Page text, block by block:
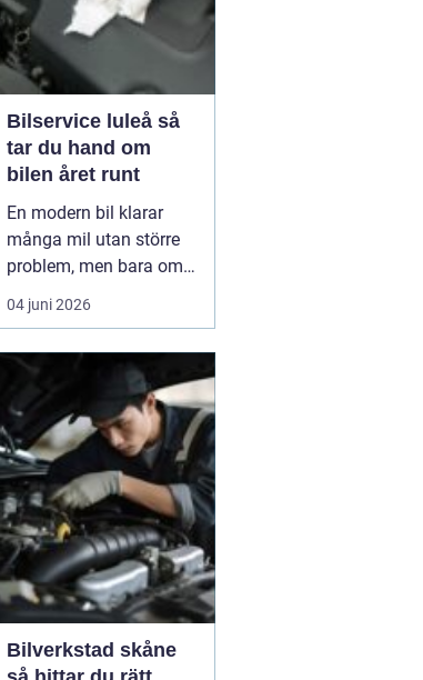
Bilservice luleå så
tar du hand om
bilen året runt
En modern bil klarar
många mil utan större
problem, men bara om
service och underhåll
sköts i tid. I ett klimat
kalla vintrar, saltade
vägar och snabba
skiftningar i temperatur,
ställs bilen inför extra
hårda påfrestningar.
Därfö...
04 juni 2026
Bilverkstad skåne